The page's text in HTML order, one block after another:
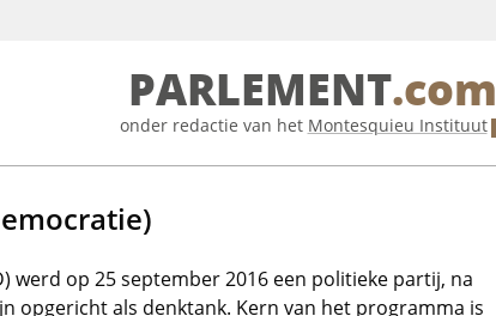
PARLEMENT.com
onder redactie van het Montesquieu Instituut
werd op 25 september 2016 een politieke partij, na
opgericht als denktank. Kern van het programma is